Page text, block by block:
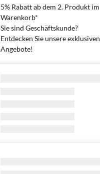
5% Rabatt ab dem 2. Produkt im
Warenkorb*
Sie sind Geschäftskunde?
Entdecken Sie unsere exklusiven
Angebote!